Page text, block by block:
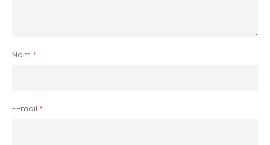
Nom *
E-mail *